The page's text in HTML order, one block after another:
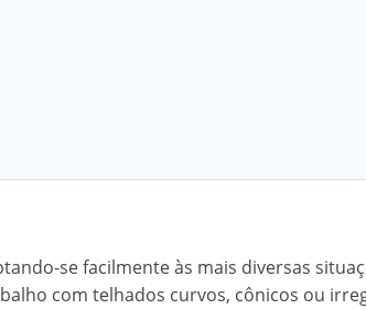
se facilmente às mais diversas
com telhados curvos, cônicos ou